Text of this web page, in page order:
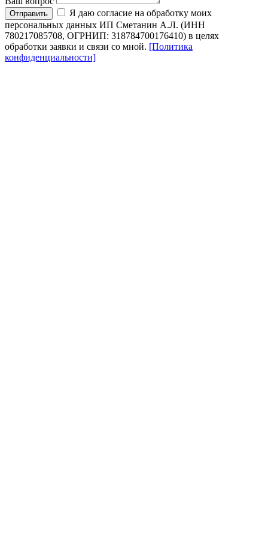
Отправить
Я даю согласие на обработку моих
персональных данных ИП Сметанин А.Л. (ИНН
780217085708, ОГРНИП: 318784700176410) в целях
обработки заявки и связи со мной. [Политика
конфиденциальности]